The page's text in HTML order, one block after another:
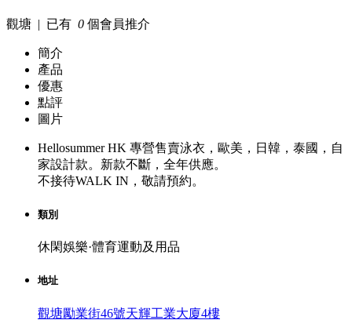
觀塘 | 已有 0 個會員推介
簡介
產品
優惠
點評
圖片
Hellosummer HK 專營售賣泳衣，歐美，日韓，泰國，自
家設計款。新款不斷，全年供應。
不接待WALK IN，敬請預約。
類別
休閑娛樂·體育運動及用品
地址
觀塘勵業街46號天輝工業大廈4樓